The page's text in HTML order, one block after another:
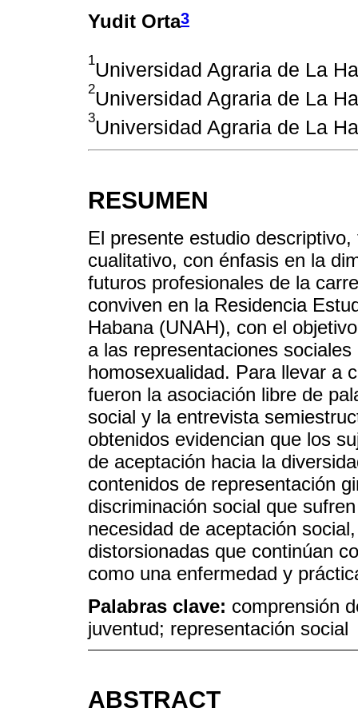
Yudit Orta3
1Universidad Agraria de La
2Universidad Agraria de La
3Universidad Agraria de La
RESUMEN
El presente estudio
cualitativo, con énfasis en la
futuros profesionales de la
conviven en la Residencia
Habana (UNAH), con el
a las representaciones
homosexualidad. Para llevar a
fueron la asociación libre de
social y la entrevista
obtenidos evidencian que los
de aceptación hacia la
contenidos de representación
discriminación social que
necesidad de aceptación
distorsionadas que continúan
como una enfermedad y
Palabras clave: comprensión
juventud; representación social
ABSTRACT